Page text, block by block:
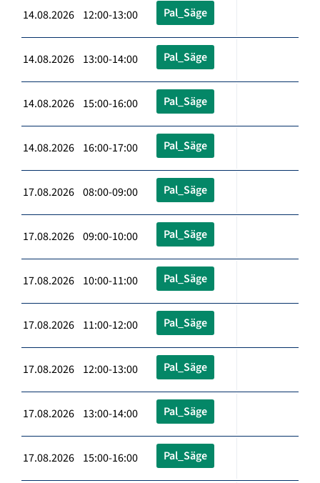
14.08.2026 12:00-13:00 Pal_Säge
14.08.2026 13:00-14:00 Pal_Säge
14.08.2026 15:00-16:00 Pal_Säge
14.08.2026 16:00-17:00 Pal_Säge
17.08.2026 08:00-09:00 Pal_Säge
17.08.2026 09:00-10:00 Pal_Säge
17.08.2026 10:00-11:00 Pal_Säge
17.08.2026 11:00-12:00 Pal_Säge
17.08.2026 12:00-13:00 Pal_Säge
17.08.2026 13:00-14:00 Pal_Säge
17.08.2026 15:00-16:00 Pal_Säge